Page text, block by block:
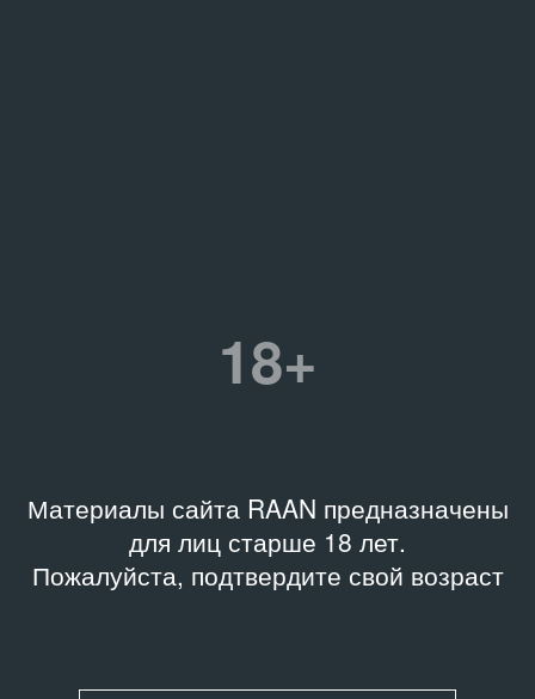
18+
Материалы сайта RAAN предназначены
для лиц старше 18 лет.
Пожалуйста, подтвердите свой возраст